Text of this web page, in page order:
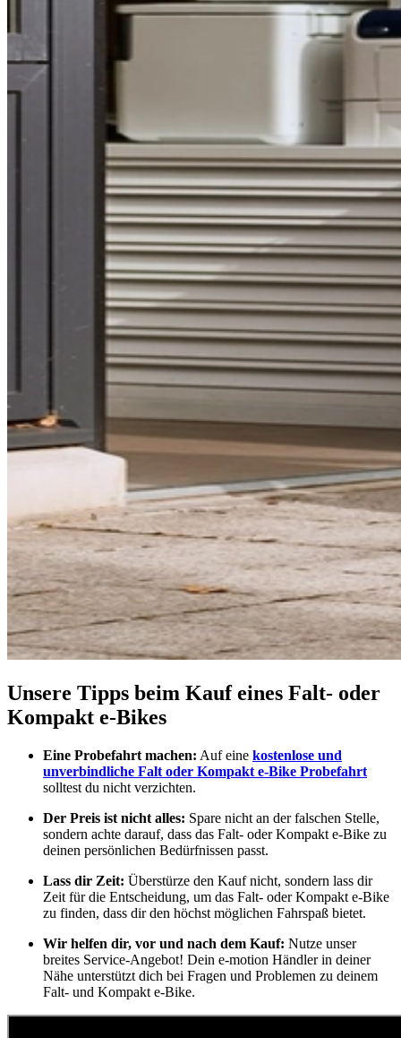
Unsere Tipps beim Kauf eines Falt- oder
Kompakt e-Bikes
Eine Probefahrt machen: Auf eine kostenlose und
unverbindliche Falt oder Kompakt e-Bike Probefahrt
solltest du nicht verzichten.
Der Preis ist nicht alles: Spare nicht an der falschen Stelle,
sondern achte darauf, dass das Falt- oder Kompakt e-Bike zu
deinen persönlichen Bedürfnissen passt.
Lass dir Zeit: Überstürze den Kauf nicht, sondern lass dir
Zeit für die Entscheidung, um das Falt- oder Kompakt e-Bike
zu finden, dass dir den höchst möglichen Fahrspaß bietet.
Wir helfen dir, vor und nach dem Kauf: Nutze unser
breites Service-Angebot! Dein e-motion Händler in deiner
Nähe unterstützt dich bei Fragen und Problemen zu deinem
Falt- und Kompakt e-Bike.